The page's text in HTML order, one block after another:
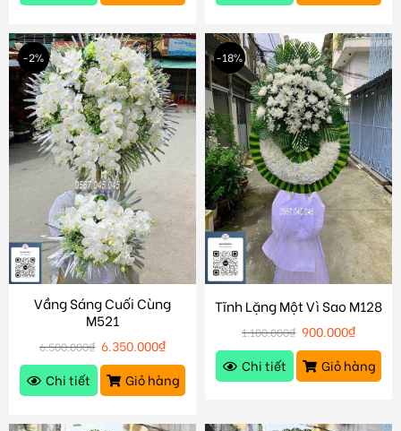
-2%
Vầng Sáng Cuối Cùng
M521
6.500.000₫ 6.350.000₫
Chi tiết
Giỏ hàng
-18%
Tĩnh Lặng Một Vì Sao M128
1.100.000₫ 900.000₫
Chi tiết
Giỏ hàng